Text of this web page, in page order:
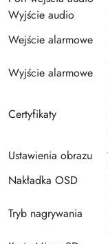
Wyjście audio
Wejście alarmowe
Wyjście alarmowe
Certyfikaty
Ustawienia obrazu
Nakładka OSD
Tryb nagrywania